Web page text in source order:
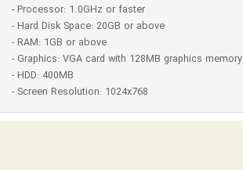
- Processor: 1.0GHz or faster
- Hard Disk Space: 20GB or above
- RAM: 1GB or above
- Graphics: VGA card with 128MB graphics memory
- HDD: 400MB
- Screen Resolution: 1024x768